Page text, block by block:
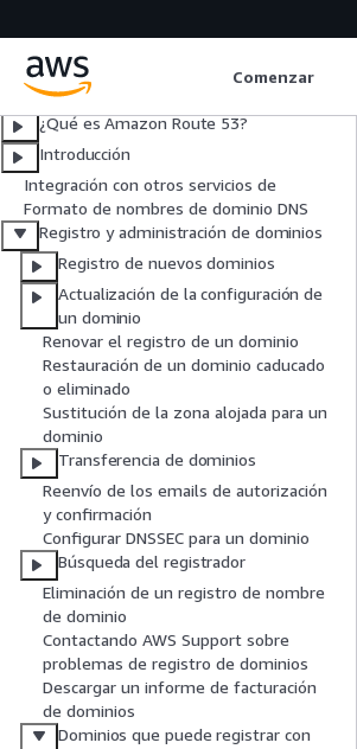
Comenzar
Guía para desarrolladores
¿Qué es Amazon Route 53?
Introducción
Integración con otros servicios de
Formato de nombres de dominio DNS
Registro y administración de dominios
Registro de nuevos dominios
Actualización de la configuración de
un dominio
Renovar el registro de un dominio
Restauración de un dominio caducado
o eliminado
Sustitución de la zona alojada para un
dominio
Transferencia de dominios
Reenvío de los emails de autorización
y confirmación
Configurar DNSSEC para un dominio
Búsqueda del registrador
Eliminación de un registro de nombre
de dominio
Contactando AWS Support sobre
problemas de registro de dominios
Descargar un informe de facturación
de dominios
Dominios que puede registrar con